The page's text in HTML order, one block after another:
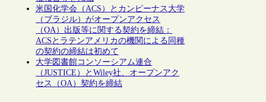
米国化学会（ACS）とカンピーナス大学
（ブラジル）がオープンアクセス
（OA）出版等に関する契約を締結：
ACSとラテンアメリカの機関による同種
の契約の締結は初めて
大学図書館コンソーシアム連合
（JUSTICE）とWiley社、オープンアク
セス（OA）契約を締結